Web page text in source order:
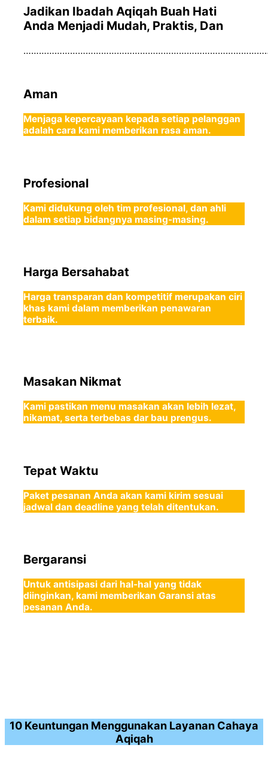
Jadikan Ibadah Aqiqah Buah Hati
Anda Menjadi Mudah, Praktis, Dan
Aman
Menjaga kepercayaan kepada setiap pelanggan
adalah cara kami memberikan rasa aman.
Profesional
Kami didukung oleh tim profesional, dan ahli
dalam setiap bidangnya masing-masing.
Harga Bersahabat
Harga transparan dan kompetitif merupakan ciri
khas kami dalam memberikan penawaran
terbaik.
Masakan Nikmat
Kami pastikan menu masakan akan lebih lezat,
nikamat, serta terbebas dar bau prengus.
Tepat Waktu
Paket pesanan Anda akan kami kirim sesuai
jadwal dan deadline yang telah ditentukan.
Bergaransi
Untuk antisipasi dari hal-hal yang tidak
diinginkan, kami memberikan Garansi atas
pesanan Anda.
10 Keuntungan Menggunakan Layanan Cahaya
Aqiqah